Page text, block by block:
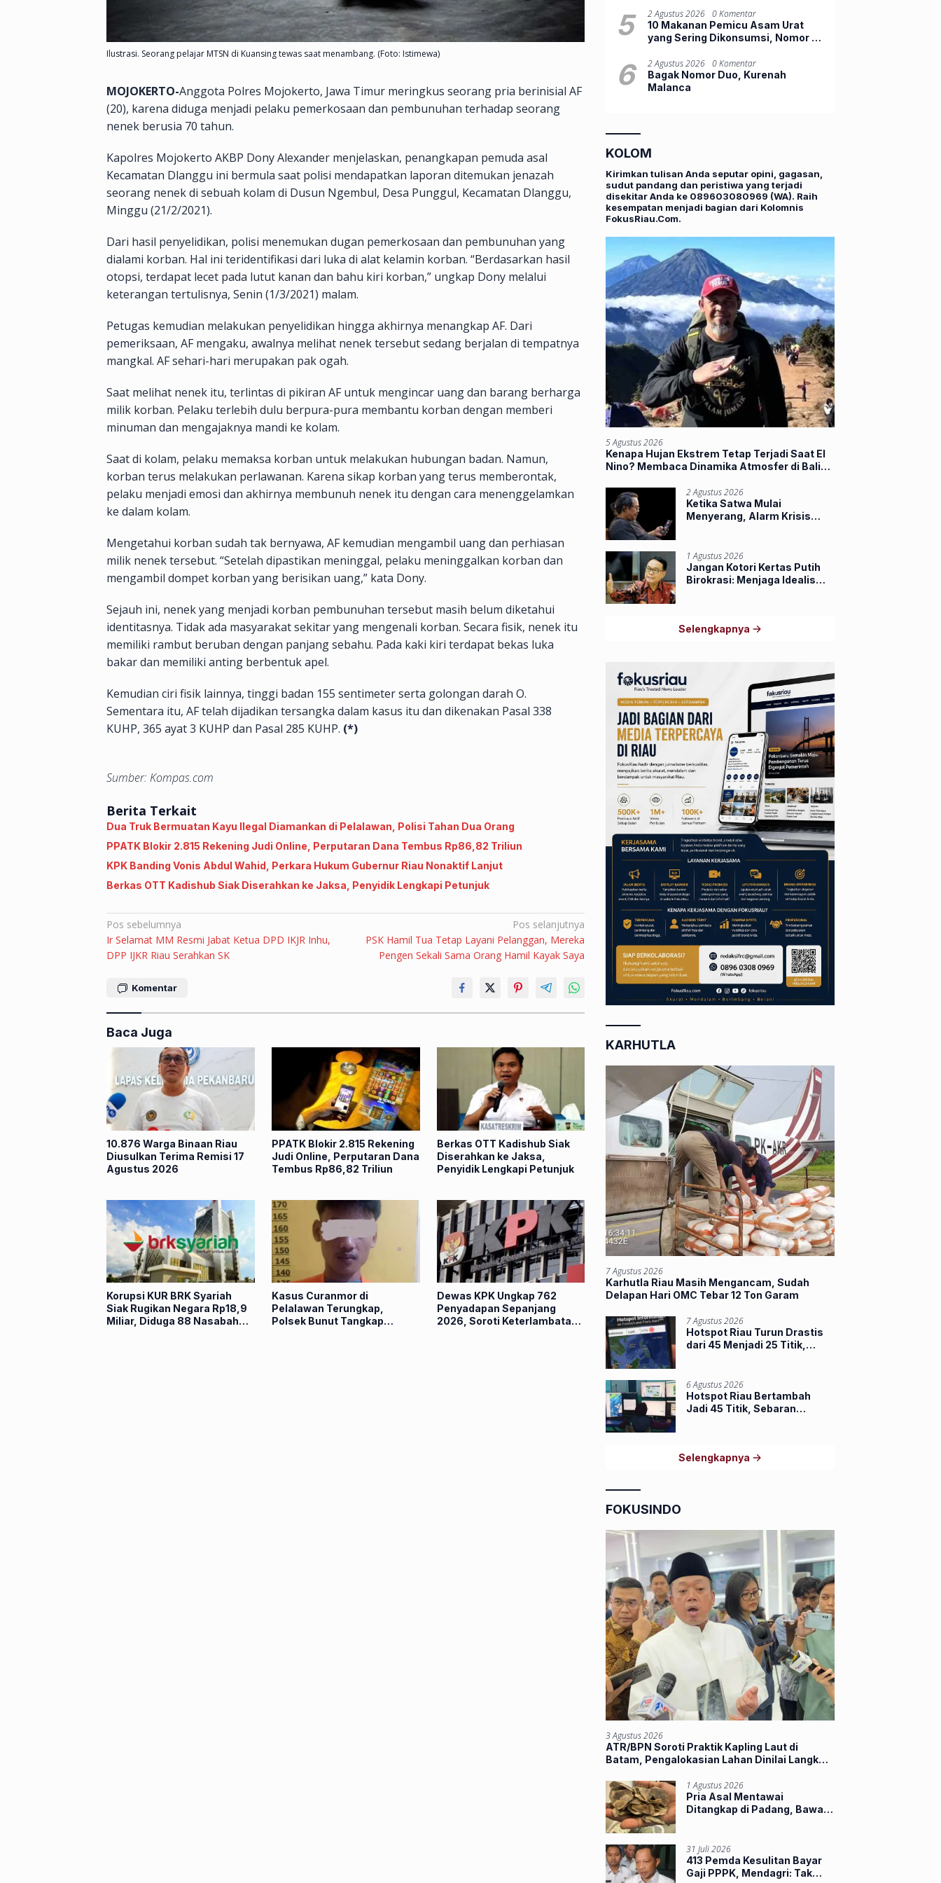
Ilustrasi. Seorang pelajar MTSN di Kuansing tewas saat menambang. (Foto: Istimewa)
MOJOKERTO-Anggota Polres Mojokerto, Jawa Timur meringkus seorang pria berinisial AF
(20), karena diduga menjadi pelaku pemerkosaan dan pembunuhan terhadap seorang
nenek berusia 70 tahun.
Kapolres Mojokerto AKBP Dony Alexander menjelaskan, penangkapan pemuda asal
Kecamatan Dlanggu ini bermula saat polisi mendapatkan laporan ditemukan jenazah
seorang nenek di sebuah kolam di Dusun Ngembul, Desa Punggul, Kecamatan Dlanggu,
Minggu (21/2/2021).
Dari hasil penyelidikan, polisi menemukan dugan pemerkosaan dan pembunuhan yang
dialami korban. Hal ini teridentifikasi dari luka di alat kelamin korban. “Berdasarkan hasil
otopsi, terdapat lecet pada lutut kanan dan bahu kiri korban,” ungkap Dony melalui
keterangan tertulisnya, Senin (1/3/2021) malam.
Petugas kemudian melakukan penyelidikan hingga akhirnya menangkap AF. Dari
pemeriksaan, AF mengaku, awalnya melihat nenek tersebut sedang berjalan di tempatnya
mangkal. AF sehari-hari merupakan pak ogah.
Saat melihat nenek itu, terlintas di pikiran AF untuk mengincar uang dan barang berharga
milik korban. Pelaku terlebih dulu berpura-pura membantu korban dengan memberi
minuman dan mengajaknya mandi ke kolam.
Saat di kolam, pelaku memaksa korban untuk melakukan hubungan badan. Namun,
korban terus melakukan perlawanan. Karena sikap korban yang terus memberontak,
pelaku menjadi emosi dan akhirnya membunuh nenek itu dengan cara menenggelamkan
ke dalam kolam.
Mengetahui korban sudah tak bernyawa, AF kemudian mengambil uang dan perhiasan
milik nenek tersebut. “Setelah dipastikan meninggal, pelaku meninggalkan korban dan
mengambil dompet korban yang berisikan uang,” kata Dony.
Sejauh ini, nenek yang menjadi korban pembunuhan tersebut masih belum diketahui
identitasnya. Tidak ada masyarakat sekitar yang mengenali korban. Secara fisik, nenek itu
memiliki rambut beruban dengan panjang sebahu. Pada kaki kiri terdapat bekas luka
bakar dan memiliki anting berbentuk apel.
Kemudian ciri fisik lainnya, tinggi badan 155 sentimeter serta golongan darah O.
Sementara itu, AF telah dijadikan tersangka dalam kasus itu dan dikenakan Pasal 338
KUHP, 365 ayat 3 KUHP dan Pasal 285 KUHP. (*)
Sumber: Kompas.com
Berita Terkait
Dua Truk Bermuatan Kayu Ilegal Diamankan di Pelalawan, Polisi Tahan Dua Orang
PPATK Blokir 2.815 Rekening Judi Online, Perputaran Dana Tembus Rp86,82 Triliun
KPK Banding Vonis Abdul Wahid, Perkara Hukum Gubernur Riau Nonaktif Lanjut
Berkas OTT Kadishub Siak Diserahkan ke Jaksa, Penyidik Lengkapi Petunjuk
Navigasi
pos
Pos sebelumnya
Ir Selamat MM Resmi Jabat Ketua DPD IKJR Inhu,
DPP IJKR Riau Serahkan SK
Pos selanjutnya
PSK Hamil Tua Tetap Layani Pelanggan, Mereka
Pengen Sekali Sama Orang Hamil Kayak Saya
Komentar
Baca Juga
10.876 Warga Binaan Riau
Diusulkan Terima Remisi 17
Agustus 2026
PPATK Blokir 2.815 Rekening
Judi Online, Perputaran Dana
Tembus Rp86,82 Triliun
Berkas OTT Kadishub Siak
Diserahkan ke Jaksa,
Penyidik Lengkapi Petunjuk
Korupsi KUR BRK Syariah
Siak Rugikan Negara Rp18,9
Miliar, Diduga 88 Nasabah
Kasus Curanmor di
Pelalawan Terungkap,
Polsek Bunut Tangkap
Dewas KPK Ungkap 762
Penyadapan Sepanjang
2026, Soroti Keterlambatan
5 2 Agustus 2026
0 Komentar
10 Makanan Pemicu Asam Urat
yang Sering Dikonsumsi, Nomor 1
6 2 Agustus 2026
0 Komentar
Bagak Nomor Duo, ‎Kurenah
Malanca
KOLOM
Kirimkan tulisan Anda seputar opini, gagasan,
sudut pandang dan peristiwa yang terjadi
disekitar Anda ke 089603080969 (WA). Raih
kesempatan menjadi bagian dari Kolomnis
FokusRiau.Com.
5 Agustus 2026
Kenapa Hujan Ekstrem Tetap Terjadi Saat El
Nino? Membaca Dinamika Atmosfer di Balik
2 Agustus 2026
Ketika Satwa Mulai
Menyerang, Alarm Krisis
1 Agustus 2026
Jangan Kotori Kertas Putih
Birokrasi: Menjaga Idealisme
Selengkapnya
KARHUTLA
7 Agustus 2026
Karhutla Riau Masih Mengancam, Sudah
Delapan Hari OMC Tebar 12 Ton Garam
7 Agustus 2026
Hotspot Riau Turun Drastis
dari 45 Menjadi 25 Titik,
6 Agustus 2026
Hotspot Riau Bertambah
Jadi 45 Titik, Sebaran
Selengkapnya
FOKUSINDO
3 Agustus 2026
ATR/BPN Soroti Praktik Kapling Laut di
Batam, Pengalokasian Lahan Dinilai Langkahi
1 Agustus 2026
Pria Asal Mentawai
Ditangkap di Padang, Bawa
31 Juli 2026
413 Pemda Kesulitan Bayar
Gaji PPPK, Mendagri: Tak